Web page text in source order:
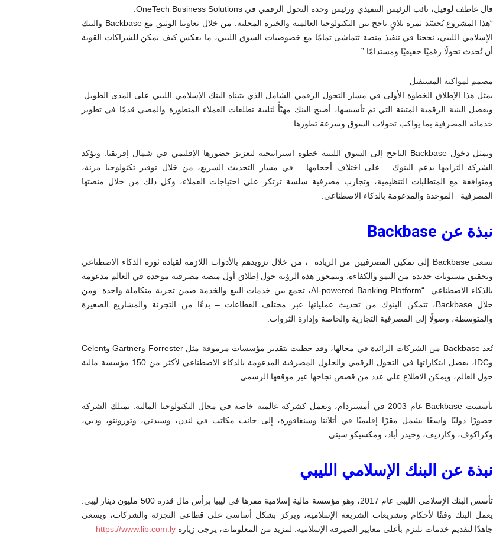
قال عاطف لوقيل، نائب الرئيس التنفيذي ورئيس وحدة التحول الرقمي في OneTech Business Solutions:
“هذا المشروع يُجسّد ثمرة تلاقٍ ناجح بين التكنولوجيا العالمية والخبرة المحلية. من خلال تعاوننا الوثيق مع Backbase والبنك
الإسلامي الليبي، نجحنا في تنفيذ منصة تتماشى تمامًا مع خصوصيات السوق الليبي، ما يعكس كيف يمكن للشراكات القوية
أن تُحدث تحولًا رقميًا حقيقيًا ومستدامًا.”
مصمم لمواكبة المستقبل
يمثل هذا الإطلاق الخطوة الأولى في مسار التحول الرقمي الشامل الذي يتبناه البنك الإسلامي الليبي على المدى الطويل.
وبفضل البنية الرقمية المتينة التي تم تأسيسها، أصبح البنك مهيّأً لتلبية تطلعات العملاء المتطورة والمضي قدمًا في تطوير
خدماته المصرفية بما يواكب تحولات السوق وسرعة تطورها.
ويمثل دخول Backbase الناجح إلى السوق الليبية خطوة استراتيجية لتعزيز حضورها الإقليمي في شمال إفريقيا. وتؤكد
الشركة التزامها بدعم البنوك – على اختلاف أحجامها – في مسار التحديث السريع، من خلال توفير تكنولوجيا مرنة،
ومتوافقة مع المتطلبات التنظيمية، وتجارب مصرفية سلسة ترتكز على احتياجات العملاء، وكل ذلك من خلال منصتها
المصرفية الموحدة والمدعومة بالذكاء الاصطناعي.
نبذة عن Backbase
تسعى Backbase إلى تمكين المصرفيين من الريادة ، من خلال تزويدهم بالأدوات اللازمة لقيادة ثورة الذكاء الاصطناعي
وتحقيق مستويات جديدة من النمو والكفاءة. وتتمحور هذه الرؤية حول إطلاق أول منصة مصرفية موحدة في العالم مدعومة
بالذكاء الاصطناعي “AI-powered Banking Platform، تجمع بين خدمات البيع والخدمة ضمن تجربة متكاملة واحدة. ومن
خلال Backbase، تتمكن البنوك من تحديث عملياتها عبر مختلف القطاعات – بدءًا من التجزئة والمشاريع الصغيرة
والمتوسطة، وصولًا إلى المصرفية التجارية والخاصة وإدارة الثروات.
تُعد Backbase من الشركات الرائدة في مجالها، وقد حظيت بتقدير مؤسسات مرموقة مثل Forrester وGartner وCelent
وIDC، بفضل ابتكاراتها في التحول الرقمي والحلول المصرفية المدعومة بالذكاء الاصطناعي لأكثر من 150 مؤسسة مالية
حول العالم، ويمكن الاطلاع على عدد من قصص نجاحها عبر موقعها الرسمي.
تأسست Backbase عام 2003 في أمستردام، وتعمل كشركة عالمية خاصة في مجال التكنولوجيا المالية. تمتلك الشركة
حضورًا دوليًا واسعًا يشمل مقرًا إقليميًا في أتلانتا وسنغافورة، إلى جانب مكاتب في لندن، وسيدني، وتورونتو، ودبي،
وكراكوف، وكارديف، وحيدر أباد، ومكسيكو سيتي.
نبذة عن البنك الإسلامي الليبي
تأسس البنك الإسلامي الليبي عام 2017، وهو مؤسسة مالية إسلامية مقرها في ليبيا برأس مال قدره 500 مليون دينار ليبي.
يعمل البنك وفقًا لأحكام وتشريعات الشريعة الإسلامية، ويركز بشكل أساسي على قطاعي التجزئة والشركات، ويسعى
جاهدًا لتقديم خدمات تلتزم بأعلى معايير الصيرفة الإسلامية. لمزيد من المعلومات، يرجى زيارة https://www.lib.com.ly